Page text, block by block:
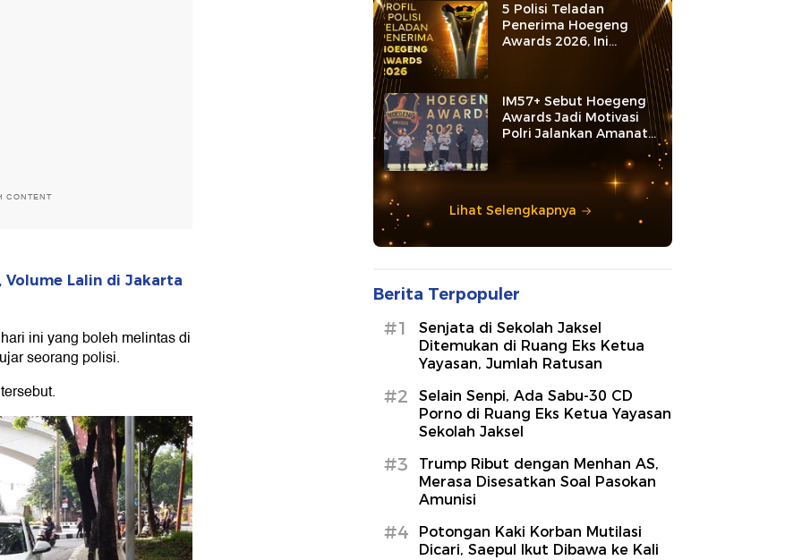
CONTENT
Volume Lalin di Jakarta
ini yang boleh melintas di
seorang polisi.
5 Polisi Teladan
Penerima Hoegeng
Awards 2026, Ini
Kategori dan Kiprahnya
IM57+ Sebut Hoegeng
Awards Jadi Motivasi
Polri Jalankan Amanat
Lihat Selengkapnya
Berita Terpopuler
#1
Senjata di Sekolah Jaksel
Ditemukan di Ruang Eks Ketua
Yayasan, Jumlah Ratusan
#2
Selain Senpi, Ada Sabu-30 CD
Porno di Ruang Eks Ketua Yayasan
Sekolah Jaksel
#3
Trump Ribut dengan Menhan AS,
Merasa Disesatkan Soal Pasokan
Amunisi
#4
Potongan Kaki Korban Mutilasi
Dicari, Saepul Ikut Dibawa ke Kali